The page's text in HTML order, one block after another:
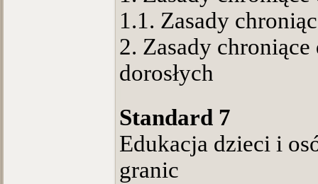
1.1. Zasady
2. Zasady
dorosłych
Standard 7
Edukacja dzieci i
granic